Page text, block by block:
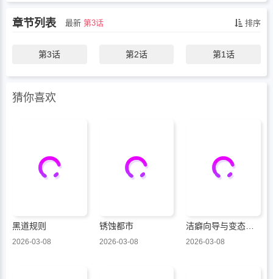
也是你。忠与叛·死生不得他用十五年换他
章节列表 最新 第3话 排序
第3话 第2话 第1话
猜你喜欢
黑道规则
2026-03-08
锈蚀都市
2026-03-08
洁癖向导与变态哨兵
2026-03-08